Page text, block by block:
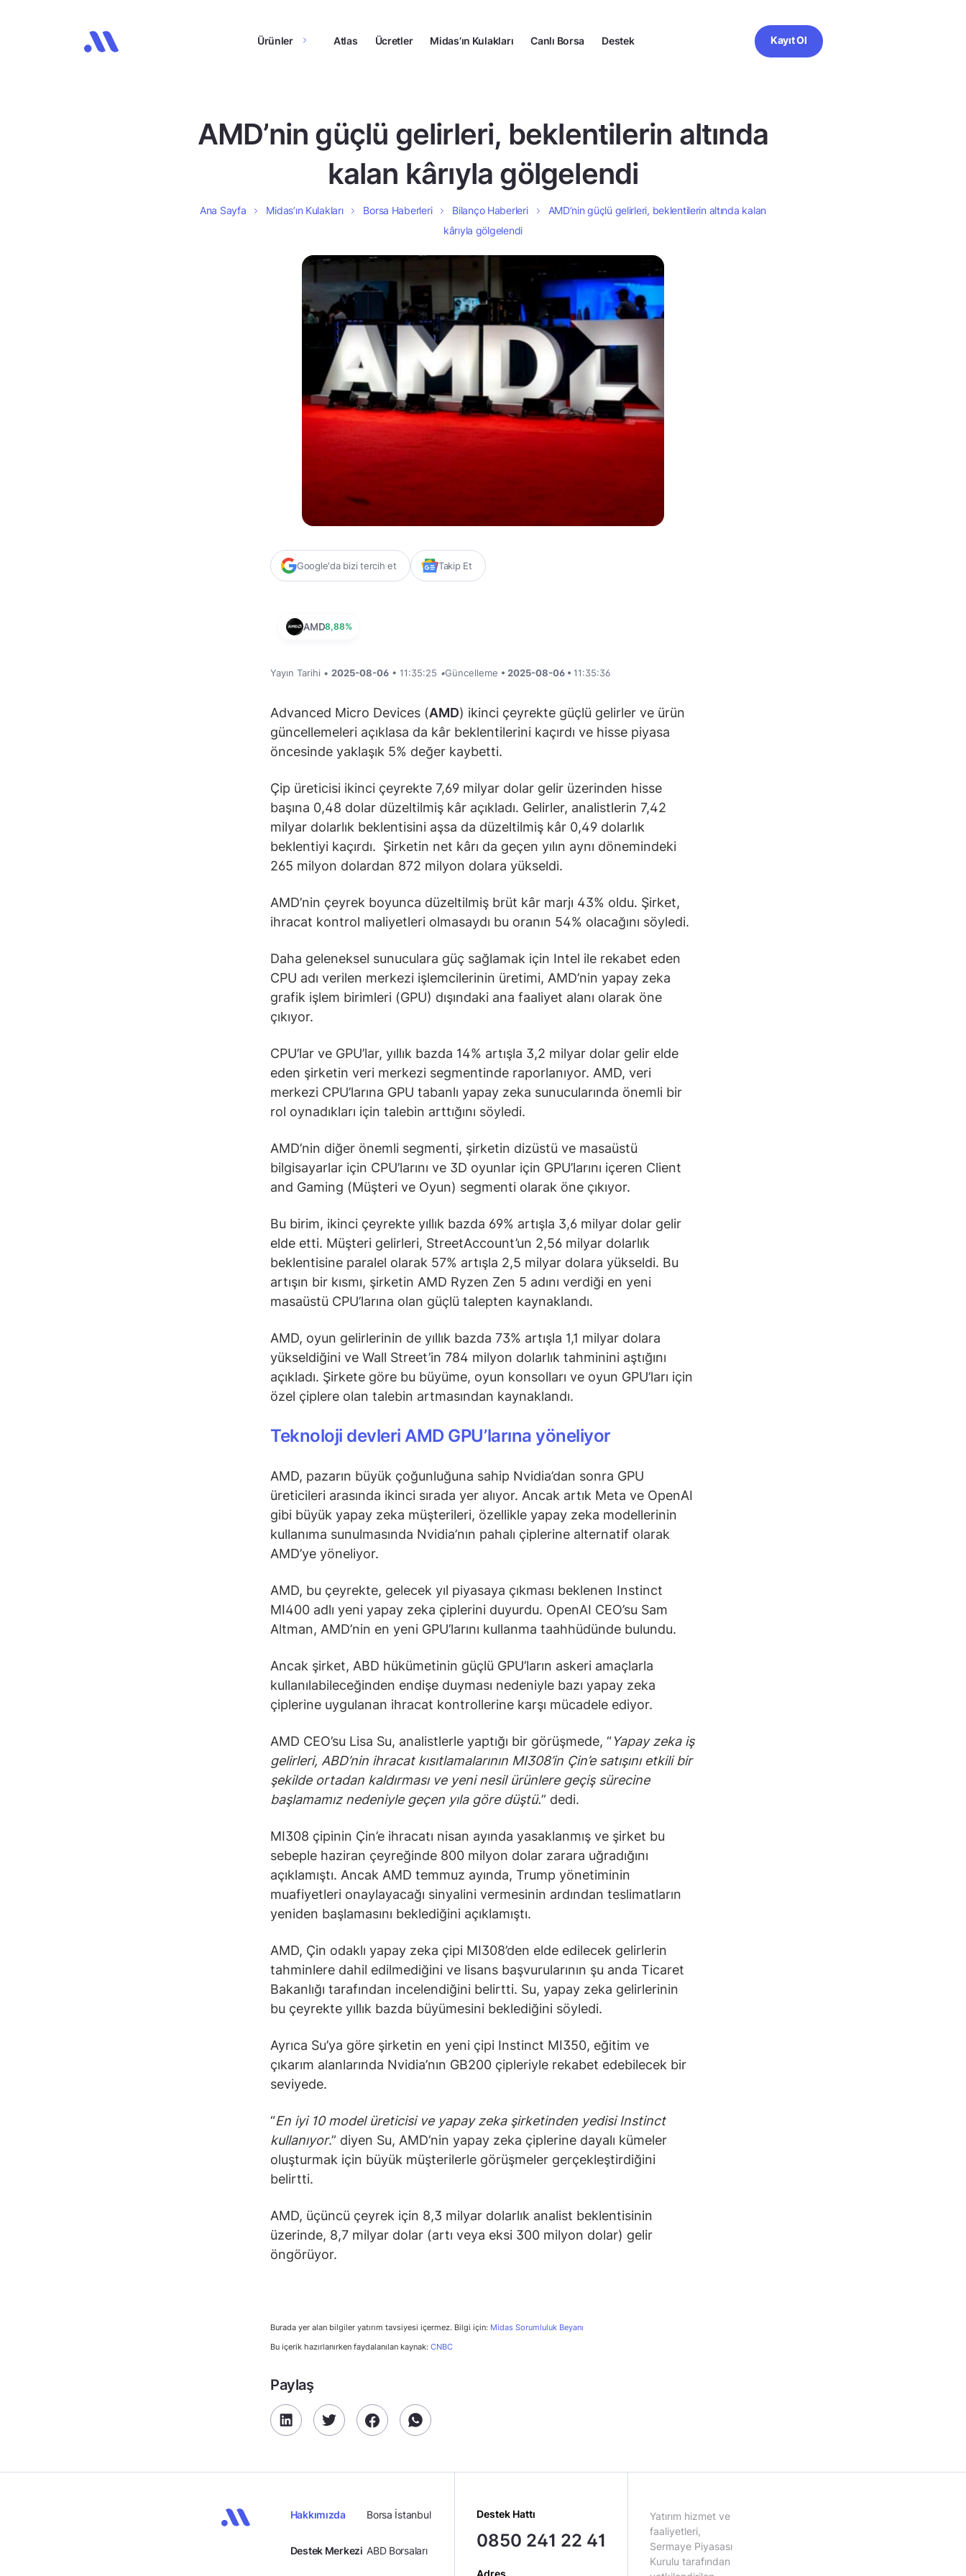
Ürünler Atlas Ücretler Midas’ın Kulakları Canlı Borsa Destek Kayıt Ol
AMD’nin güçlü gelirleri, beklentilerin altında
kalan kârıyla gölgelendi
Ana Sayfa Midas’ın Kulakları Borsa Haberleri Bilanço Haberleri
AMD’nin güçlü gelirleri, beklentilerin altında kalan
kârıyla gölgelendi
Google'da bizi tercih et Takip Et
AMD8,88%
Yayın Tarihi • 2025-08-06 • 11:35:25 •Güncelleme • 2025-08-06 • 11:35:36
Advanced Micro Devices (AMD) ikinci çeyrekte güçlü gelirler ve ürün
güncellemeleri açıklasa da kâr beklentilerini kaçırdı ve hisse piyasa
öncesinde yaklaşık 5% değer kaybetti.
Çip üreticisi ikinci çeyrekte 7,69 milyar dolar gelir üzerinden hisse
başına 0,48 dolar düzeltilmiş kâr açıkladı. Gelirler, analistlerin 7,42
milyar dolarlık beklentisini aşsa da düzeltilmiş kâr 0,49 dolarlık
beklentiyi kaçırdı. Şirketin net kârı da geçen yılın aynı dönemindeki
265 milyon dolardan 872 milyon dolara yükseldi.
AMD’nin çeyrek boyunca düzeltilmiş brüt kâr marjı 43% oldu. Şirket,
ihracat kontrol maliyetleri olmasaydı bu oranın 54% olacağını söyledi.
Daha geleneksel sunuculara güç sağlamak için Intel ile rekabet eden
CPU adı verilen merkezi işlemcilerinin üretimi, AMD’nin yapay zeka
grafik işlem birimleri (GPU) dışındaki ana faaliyet alanı olarak öne
çıkıyor.
CPU’lar ve GPU’lar, yıllık bazda 14% artışla 3,2 milyar dolar gelir elde
eden şirketin veri merkezi segmentinde raporlanıyor. AMD, veri
merkezi CPU’larına GPU tabanlı yapay zeka sunucularında önemli bir
rol oynadıkları için talebin arttığını söyledi.
AMD’nin diğer önemli segmenti, şirketin dizüstü ve masaüstü
bilgisayarlar için CPU’larını ve 3D oyunlar için GPU’larını içeren Client
and Gaming (Müşteri ve Oyun) segmenti olarak öne çıkıyor.
Bu birim, ikinci çeyrekte yıllık bazda 69% artışla 3,6 milyar dolar gelir
elde etti. Müşteri gelirleri, StreetAccount’un 2,56 milyar dolarlık
beklentisine paralel olarak 57% artışla 2,5 milyar dolara yükseldi. Bu
artışın bir kısmı, şirketin AMD Ryzen Zen 5 adını verdiği en yeni
masaüstü CPU’larına olan güçlü talepten kaynaklandı.
AMD, oyun gelirlerinin de yıllık bazda 73% artışla 1,1 milyar dolara
yükseldiğini ve Wall Street’in 784 milyon dolarlık tahminini aştığını
açıkladı. Şirkete göre bu büyüme, oyun konsolları ve oyun GPU’ları için
özel çiplere olan talebin artmasından kaynaklandı.
Teknoloji devleri AMD GPU’larına yöneliyor
AMD, pazarın büyük çoğunluğuna sahip Nvidia’dan sonra GPU
üreticileri arasında ikinci sırada yer alıyor. Ancak artık Meta ve OpenAI
gibi büyük yapay zeka müşterileri, özellikle yapay zeka modellerinin
kullanıma sunulmasında Nvidia’nın pahalı çiplerine alternatif olarak
AMD’ye yöneliyor.
AMD, bu çeyrekte, gelecek yıl piyasaya çıkması beklenen Instinct
MI400 adlı yeni yapay zeka çiplerini duyurdu. OpenAI CEO’su Sam
Altman, AMD’nin en yeni GPU’larını kullanma taahhüdünde bulundu.
Ancak şirket, ABD hükümetinin güçlü GPU’ların askeri amaçlarla
kullanılabileceğinden endişe duyması nedeniyle bazı yapay zeka
çiplerine uygulanan ihracat kontrollerine karşı mücadele ediyor.
AMD CEO’su Lisa Su, analistlerle yaptığı bir görüşmede, “Yapay zeka iş
gelirleri, ABD’nin ihracat kısıtlamalarının MI308’in Çin’e satışını etkili bir
şekilde ortadan kaldırması ve yeni nesil ürünlere geçiş sürecine
başlamamız nedeniyle geçen yıla göre düştü.” dedi.
MI308 çipinin Çin’e ihracatı nisan ayında yasaklanmış ve şirket bu
sebeple haziran çeyreğinde 800 milyon dolar zarara uğradığını
açıklamıştı. Ancak AMD temmuz ayında, Trump yönetiminin
muafiyetleri onaylayacağı sinyalini vermesinin ardından teslimatların
yeniden başlamasını beklediğini açıklamıştı.
AMD, Çin odaklı yapay zeka çipi MI308’den elde edilecek gelirlerin
tahminlere dahil edilmediğini ve lisans başvurularının şu anda Ticaret
Bakanlığı tarafından incelendiğini belirtti. Su, yapay zeka gelirlerinin
bu çeyrekte yıllık bazda büyümesini beklediğini söyledi.
Ayrıca Su’ya göre şirketin en yeni çipi Instinct MI350, eğitim ve
çıkarım alanlarında Nvidia’nın GB200 çipleriyle rekabet edebilecek bir
seviyede.
“En iyi 10 model üreticisi ve yapay zeka şirketinden yedisi Instinct
kullanıyor.” diyen Su, AMD’nin yapay zeka çiplerine dayalı kümeler
oluşturmak için büyük müşterilerle görüşmeler gerçekleştirdiğini
belirtti.
AMD, üçüncü çeyrek için 8,3 milyar dolarlık analist beklentisinin
üzerinde, 8,7 milyar dolar (artı veya eksi 300 milyon dolar) gelir
öngörüyor.
Burada yer alan bilgiler yatırım tavsiyesi içermez. Bilgi için: Midas Sorumluluk Beyanı
Bu içerik hazırlanırken faydalanılan kaynak: CNBC
Paylaş